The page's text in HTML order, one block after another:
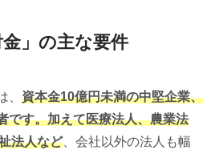
金」の主な要件
、 資本金10億円未満の中堅企業、
です。加えて医療法人、農業法
法人など、会社以外の法人も幅